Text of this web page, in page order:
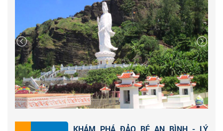
dựng. Nơi thờ các dân binh của Hải đội Hoàng Sa đã
gặp nạn hy sinh trên biển trong khi làm nhiệm vụ của
triều đình.
Tham quanđình làng An Hải- là trung tâm của hệ
thống dinh, đình, miếu, tự chạy dọc bờ biển vùng cực
đông đảo Lý Sơn.
Tham quanchùa Hang
KHÁM PHÁ ĐẢO BÉ AN BÌNH - LÝ